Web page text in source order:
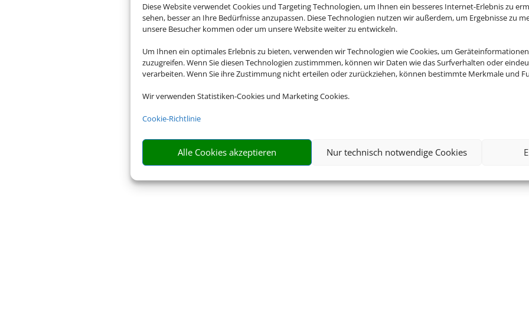
Diese Website verwendet Cookies und Targeting Technologien, um Ihnen ein besseres Internet-Erlebnis zu
sehen, besser an Ihre Bedürfnisse anzupassen. Diese Technologien nutzen wir außerdem, um Ergebnisse zu
unsere Besucher kommen oder um unsere Website weiter zu entwickeln.
Um Ihnen ein optimales Erlebnis zu bieten, verwenden wir Technologien wie Cookies, um
zuzugreifen. Wenn Sie diesen Technologien zustimmmen, können wir Daten wie das Surfverhalten oder
verarbeiten. Wenn Sie ihre Zustimmung nicht erteilen oder zurückziehen, können bestimmte Merkmale und
Wir verwenden Statistiken-Cookies und Marketing Cookies.
Cookie-Richtlinie
Alle Cookies akzeptieren Nur technisch notwendige Cookies